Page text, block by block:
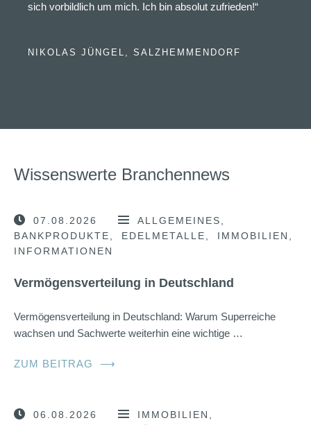
sich vorbildlich um mich. Ich bin absolut zufrieden!“
NIKOLAS JÜNGEL, SALZHEMMENDORF
Wissenswerte Branchennews
07.08.2026
ALLGEMEINES
BANKPRODUKTE
EDELMETALLE
IMMOBILIEN
INFORMATIONEN
Vermögensverteilung in Deutschland
Vermögensverteilung in Deutschland: Warum Superreiche
wachsen und Sachwerte weiterhin eine wichtige …
ZUM BEITRAG ⟶
06.08.2026
IMMOBILIEN